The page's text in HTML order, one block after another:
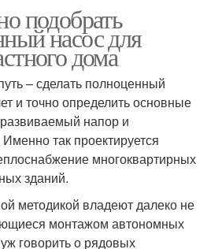
подобрать
насос для
дома
– сделать полноценный
и точно определить основные
напор и
так проектируется
многоквартирных
зданий.
методикой владеют далеко не
монтажом автономных
говорить о рядовых